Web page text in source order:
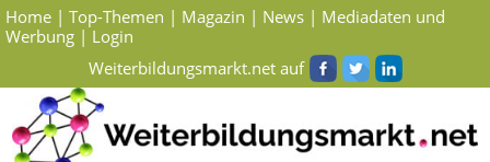
Home | Top-Themen | Magazin | News | Mediadaten und
Werbung | Login
Weiterbildungsmarkt.net auf